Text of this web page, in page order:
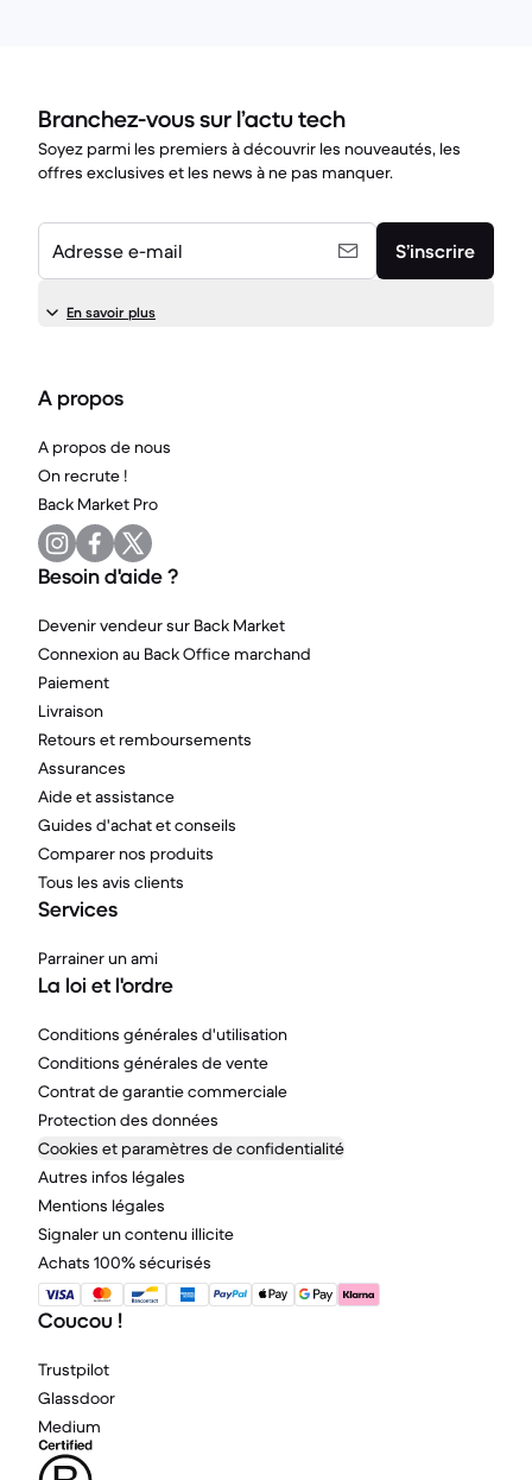
Branchez-vous sur l’actu tech
Soyez parmi les premiers à découvrir les nouveautés, les
offres exclusives et les news à ne pas manquer.
Adresse e-mail S’inscrire
En savoir plus
A propos
A propos de nous
On recrute !
Back Market Pro
Besoin d'aide ?
Devenir vendeur sur Back Market
Connexion au Back Office marchand
Paiement
Livraison
Retours et remboursements
Assurances
Aide et assistance
Guides d'achat et conseils
Comparer nos produits
Tous les avis clients
Services
Parrainer un ami
La loi et l'ordre
Conditions générales d'utilisation
Conditions générales de vente
Contrat de garantie commerciale
Protection des données
Cookies et paramètres de confidentialité
Autres infos légales
Mentions légales
Signaler un contenu illicite
Achats 100% sécurisés
Coucou !
Trustpilot
Glassdoor
Medium